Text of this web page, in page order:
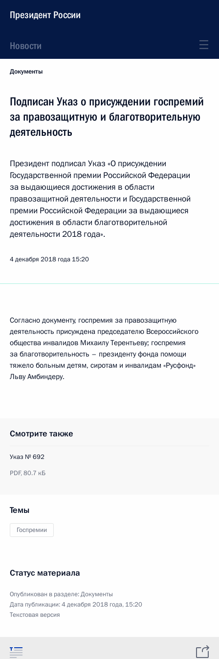
Президент России
Новости
Документы
Подписан Указ о присуждении госпремий
за правозащитную и благотворительную
деятельность
Президент подписал Указ «О присуждении
Государственной премии Российской Федерации
за выдающиеся достижения в области
правозащитной деятельности и Государственной
премии Российской Федерации за выдающиеся
достижения в области благотворительной
деятельности 2018 года».
4 декабря 2018 года 15:20
Согласно документу, госпремия за правозащитную
деятельность присуждена председателю Всероссийского
общества инвалидов Михаилу Терентьеву; госпремия
за благотворительность – президенту фонда помощи
тяжело больным детям, сиротам и инвалидам «Русфонд»
Льву Амбиндеру.
Смотрите также
Указ № 692
PDF,80.7 кБ
Темы
Госпремии
Статус материала
Опубликован в разделе:Документы
Дата публикации:4 декабря 2018 года, 15:20
Текстовая версия